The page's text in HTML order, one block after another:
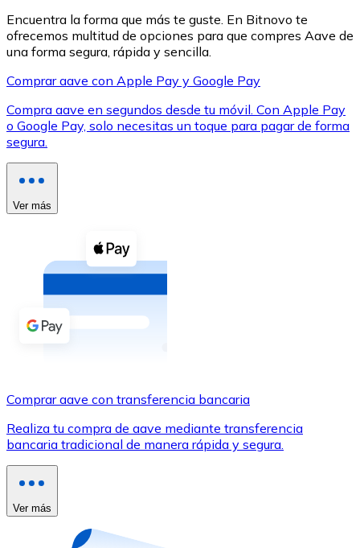
XRP
XRP
Ver todo
Compra criptomonedas con efectivo en tu tienda más
Comprar con efectivo
Transferencia SEPA
Utiliza tarjetas Visa y Mastercard para comprar
Comprar con tarjeta
Encuentra la forma que más te guste. En Bitnovo te
ofrecemos multitud de opciones para que compres Aave de
una forma segura, rápida y sencilla.
Comprar aave con Apple Pay y Google Pay
Compra aave en segundos desde tu móvil. Con Apple Pay
o Google Pay, solo necesitas un toque para pagar de forma
segura.
Ver más
Comprar aave con transferencia bancaria
Realiza tu compra de aave mediante transferencia
bancaria tradicional de manera rápida y segura.
Ver más